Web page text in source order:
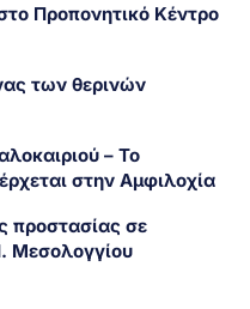
Προπονητικό Κέντρο
των θερινών
– Το
στην Αμφιλοχία
προστασίας σε
Μεσολογγίου